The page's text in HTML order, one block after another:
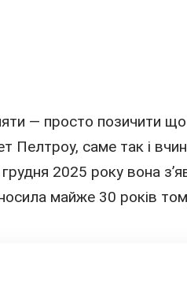
— просто позичити
Пелтроу, саме так і
2025 року вона
носила майже 30 років